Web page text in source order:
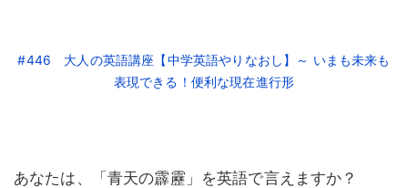
#446 大人の英語講座【中学英語やりなおし】～ いまも未来も
表現できる！便利な現在進行形
あなたは、「青天の霹靂」を英語で言えますか？